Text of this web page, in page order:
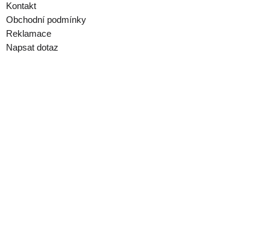
Kontakt
Obchodní podmínky
Reklamace
Napsat dotaz